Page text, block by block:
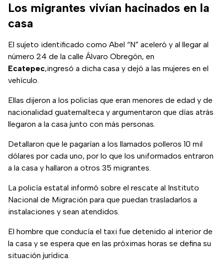
Los migrantes vivían hacinados en la
casa
El sujeto identificado como Abel “N” aceleró y al llegar al
número 24 de la calle Álvaro Obregón, en
Ecatepec,ingresó a dicha casa y dejó a las mujeres en el
vehículo.
Ellas dijeron a los policías que eran menores de edad y de
nacionalidad guatemalteca y argumentaron que días atrás
llegaron a la casa junto con más personas.
Detallaron que le pagarían a los llamados polleros 10 mil
dólares por cada uno, por lo que los uniformados entraron
a la casa y hallaron a otros 35 migrantes.
La policía estatal informó sobre el rescate al Instituto
Nacional de Migración para que puedan trasladarlos a
instalaciones y sean atendidos.
El hombre que conducía el taxi fue detenido al interior de
la casa y se espera que en las próximas horas se defina su
situación jurídica.